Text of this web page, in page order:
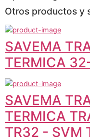
Otros productos y
SAVEMA
TERMICA
SAVEMA
TERMICA
TR32 - SVM